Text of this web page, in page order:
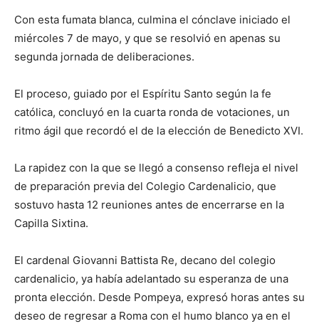
Con esta fumata blanca, culmina el cónclave iniciado el
miércoles 7 de mayo, y que se resolvió en apenas su
segunda jornada de deliberaciones.
El proceso, guiado por el Espíritu Santo según la fe
católica, concluyó en la cuarta ronda de votaciones, un
ritmo ágil que recordó el de la elección de Benedicto XVI.
La rapidez con la que se llegó a consenso refleja el nivel
de preparación previa del Colegio Cardenalicio, que
sostuvo hasta 12 reuniones antes de encerrarse en la
Capilla Sixtina.
El cardenal Giovanni Battista Re, decano del colegio
cardenalicio, ya había adelantado su esperanza de una
pronta elección. Desde Pompeya, expresó horas antes su
deseo de regresar a Roma con el humo blanco ya en el